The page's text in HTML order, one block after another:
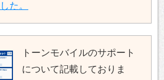
た。
トーンモバイルのサポート
について記載しておりま